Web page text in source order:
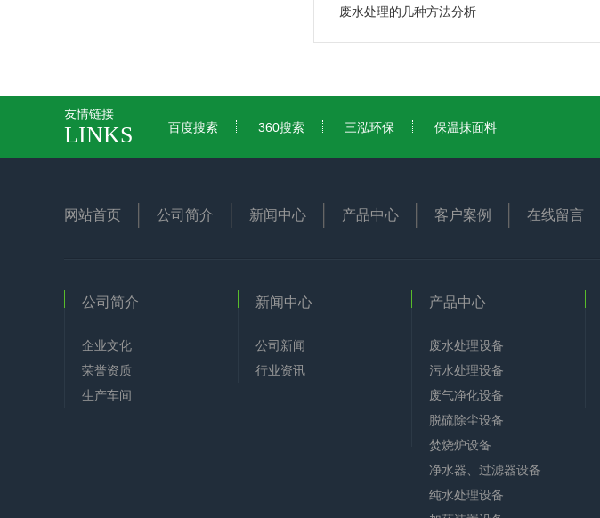
废水处理的几种方法分析
友情链接
LINKS 百度搜索 360搜索 三泓环保 保温抹面料
网站首页 公司简介 新闻中心 产品中心 客户案例 在线留言
公司简介
企业文化
荣誉资质
生产车间
新闻中心
公司新闻
行业资讯
产品中心
废水处理设备
污水处理设备
废气净化设备
脱硫除尘设备
焚烧炉设备
净水器、过滤器设备
纯水处理设备